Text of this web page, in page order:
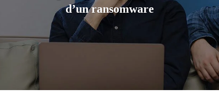
d’un ransomware